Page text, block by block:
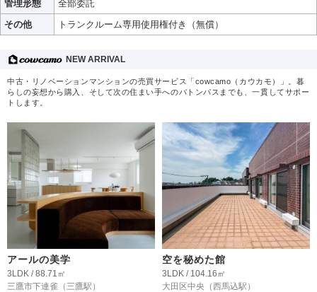
管理形態
全部委託
その他
トランクルーム専用使用権付き（無償）
NEW ARRIVAL
中古・リノベーションマンションの売買サービス「cowcamo（カウカモ）」。暮
らしの妄想から購入、そして次の住まい手へのバトンパスまでも、一貫してサポー
トします。
アールの美学
3LDK / 88.71㎡
三鷹市下連雀 （三鷹駅）
空を秘めた館
3LDK / 104.16㎡
大田区中央 （西馬込駅）